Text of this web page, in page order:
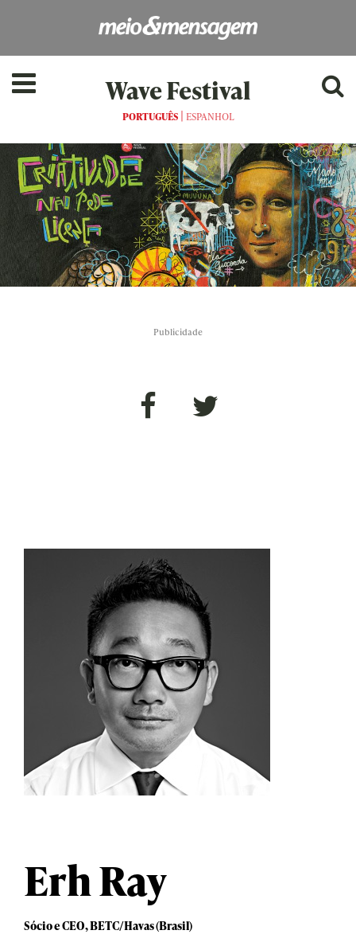
Wave Festival
PORTUGUÊS| ESPANHOL
Publicidade
Erh Ray
Sócio e CEO, BETC/Havas (Brasil)